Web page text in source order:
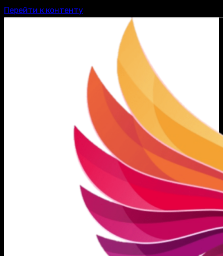
Перейти к контенту